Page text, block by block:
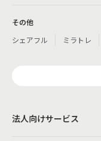
その他
シェアフル
ミラトレ
法人向けサービス